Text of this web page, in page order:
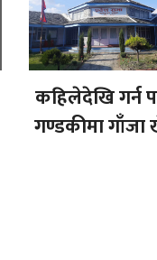
कहिलेदेखि गर्न
गण्डकीमा गाँजा